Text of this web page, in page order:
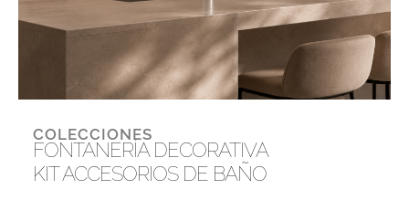
COLECCIONES
FONTANERÍA DECORATIVA
KIT ACCESORIOS DE BAÑO